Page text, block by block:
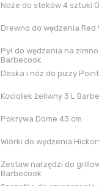
Noże do steków 4 sztuki
Drewno do wędzenia Red
Pył do wędzenia na
Barbecook
Deska i nóż do pizzy
Kociołek żeliwny 3 L
Pokrywa Dome 43 cm
Wiórki do wędzenia
Zestaw narzędzi do
Barbecook